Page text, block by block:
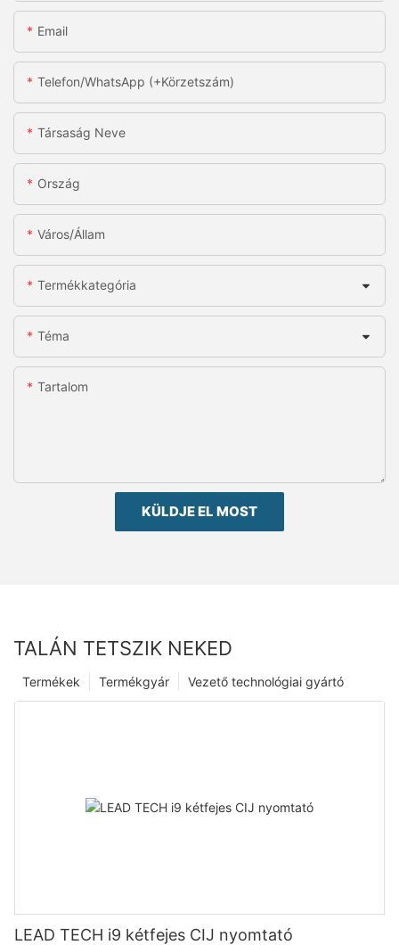
Email
Telefon/WhatsApp (+körzetszám)
Társaság Neve
Ország
Város/állam
Termékkategória
Téma
Tartalom
KÜLDJE EL MOST
TALÁN TETSZIK NEKED
Vezető technológiai gyártó
Termékgyár
Termékek
LEAD TECH i9 kétfejes CIJ nyomtató